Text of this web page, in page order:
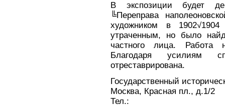
В экспозиции будет
╚Переправа
художником в
утраченным, но было
частного лица. Работа
Благодаря усилиям
отреставрирована.
Государственный
Москва, Красная пл., д.1/2
Тел.: